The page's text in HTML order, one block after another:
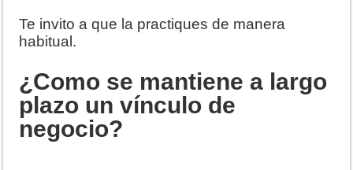
Te invito a que la practiques de manera
habitual.
¿Como se mantiene a largo
plazo un vínculo de
negocio?